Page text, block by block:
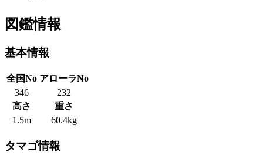
図鑑情報
基本情報
全国No アローラNo
346
232
高さ
重さ
1.5m
60.4kg
タマゴ情報